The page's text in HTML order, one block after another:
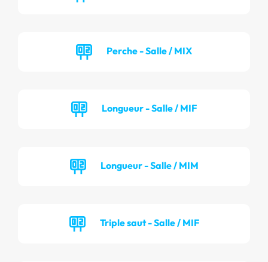
Perche - Salle / MIX
Longueur - Salle / MIF
Longueur - Salle / MIM
Triple saut - Salle / MIF